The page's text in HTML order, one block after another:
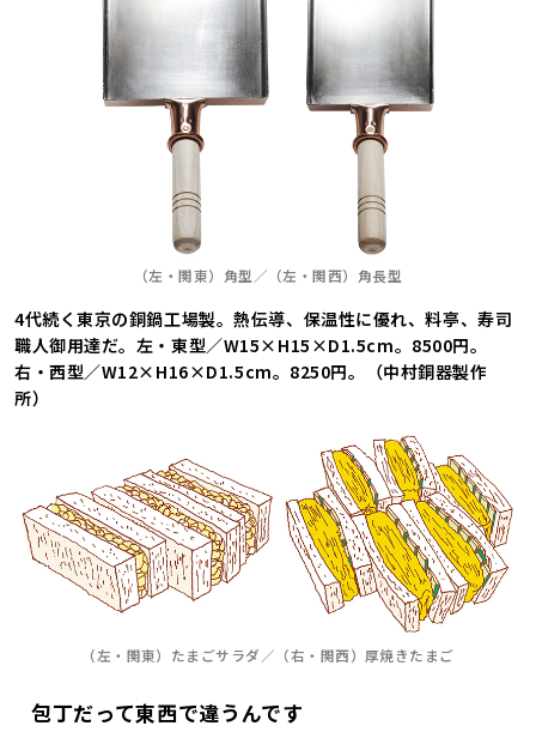
（左・関東）角型／（左・関西）角長型
4代続く東京の銅鍋工場製。熱伝導、保温性に優れ、料亭、寿司
職人御用達だ。左・東型／W15×H15×D1.5cm。8500円。
右・西型／W12×H16×D1.5cm。8250円。（中村銅器製作
所）
（左・関東）たまごサラダ／（右・関西）厚焼きたまご
包丁だって東西で違うんです